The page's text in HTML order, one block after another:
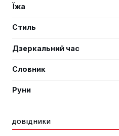
Їжа
Стиль
Дзеркальний час
Словник
Руни
ДОВІДНИКИ